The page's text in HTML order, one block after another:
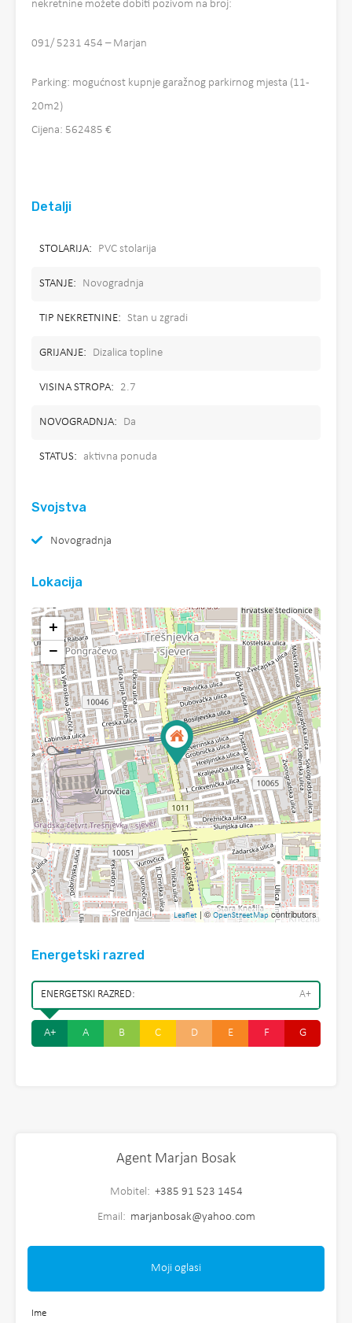
nekretnine možete dobiti pozivom na broj:
091/ 5231 454 – Marjan
Parking: mogućnost kupnje garažnog parkirnog mjesta (11-
20m2)
Cijena: 562485 €
Detalji
STOLARIJA: PVC stolarija
STANJE: Novogradnja
TIP NEKRETNINE: Stan u zgradi
GRIJANJE: Dizalica topline
VISINA STROPA: 2.7
NOVOGRADNJA: Da
STATUS: aktivna ponuda
Svojstva
Novogradnja
Lokacija
+
−
Leaflet | © OpenStreetMapcontributors
Energetski razred
ENERGETSKI RAZRED: A+
A+ A B C D E F G
Agent Marjan Bosak
Mobitel: +385 91 523 1454
Email: marjanbosak@yahoo.com
Moji oglasi
Ime